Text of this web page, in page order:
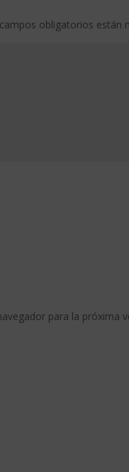
obligatorios están
para la próxima